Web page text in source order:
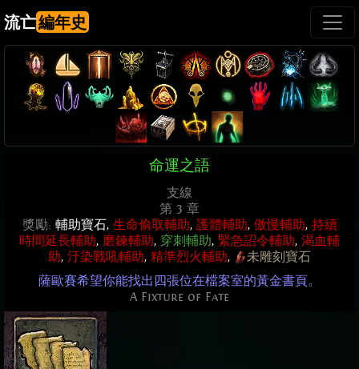
流亡編年史
命運之語
支線
第 3 章
獎勵: 輔助寶石, 生命偷取輔助, 護體輔助, 傲慢輔助, 持續
時間延長輔助, 磨鍊輔助, 穿刺輔助, 緊急詔令輔助, 渴血輔
助, 汙染戰吼輔助, 精準烈火輔助,
未雕刻寶石
薩歐賽希望你能找出四張位在檔案室的黃金書頁。
A Fixture of Fate